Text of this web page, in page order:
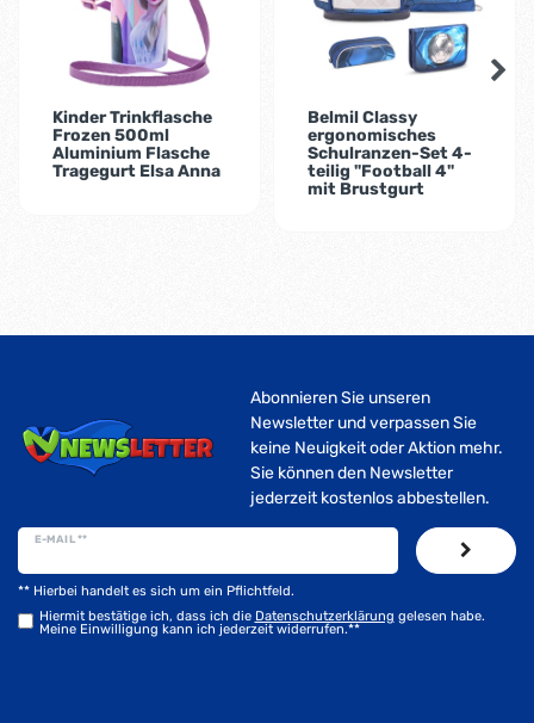
Kinder Trinkflasche
Frozen 500ml
Aluminium Flasche
Tragegurt Elsa Anna
Belmil Classy
ergonomisches
Schulranzen-Set 4-
teilig "Football 4"
mit Brustgurt
Abonnieren Sie unseren
Newsletter und verpassen Sie
keine Neuigkeit oder Aktion mehr.
Sie können den Newsletter
jederzeit kostenlos abbestellen.
E-MAIL **
Hiermit bestätige ich, dass ich die Daten­schutz­erklärung gelesen habe.
Meine Einwilligung kann ich jederzeit widerrufen.**
** Hierbei handelt es sich um ein Pflichtfeld.